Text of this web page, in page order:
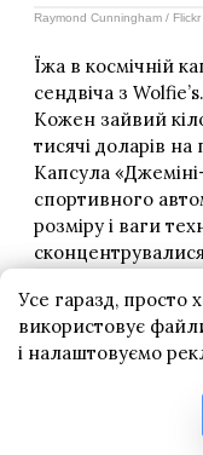
Усе гаразд,
використовує
і налаштовуємо